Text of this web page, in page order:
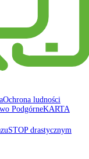
Ochrona ludności
KARTA
STOP drastycznym